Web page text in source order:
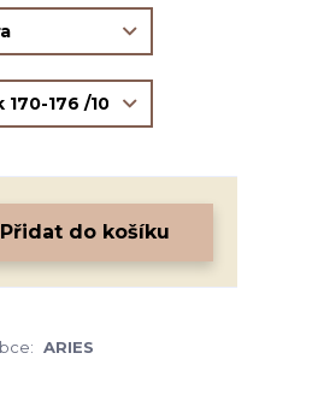
Přidat do košíku
ARIES